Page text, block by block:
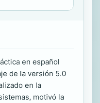
en español
de la versión 5.0
en la
motivó la